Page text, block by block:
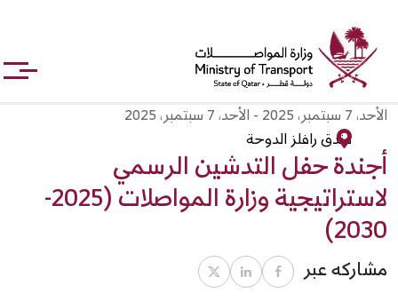
الأحد، 7 سبتمبر، 2025 - الأحد، 7 سبتمبر، 2025
فندق رافلز الدوحة
أجندة حفل التدشين الرسمي
لاستراتيجية وزارة المواصلات (2025-
2030)
مشاركه عبر